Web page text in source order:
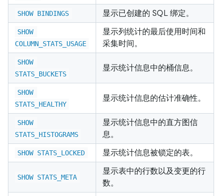
SHOW BINDINGS 显示已创建的 SQL 绑定。
SHOW
COLUMN_STATS_USAGE
显示列统计的最后使用时间和
采集时间。
SHOW
STATS_BUCKETS
显示统计信息中的桶信息。
SHOW
STATS_HEALTHY
显示统计信息的估计准确性。
SHOW
STATS_HISTOGRAMS
显示统计信息中的直方图信
息。
SHOW STATS_LOCKED 显示统计信息被锁定的表。
SHOW STATS_META
显示表中的行数以及变更的行
数。